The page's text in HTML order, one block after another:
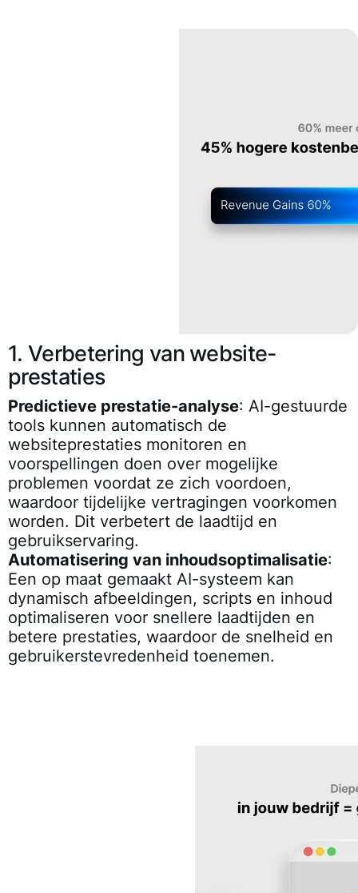
1. Verbetering van website-
prestaties
Predictieve prestatie-analyse: AI-gestuurde
tools kunnen automatisch de
websiteprestaties monitoren en
voorspellingen doen over mogelijke
problemen voordat ze zich voordoen,
waardoor tijdelijke vertragingen voorkomen
worden. Dit verbetert de laadtijd en
gebruikservaring.
Automatisering van inhoudsoptimalisatie:
Een op maat gemaakt AI-systeem kan
dynamisch afbeeldingen, scripts en inhoud
optimaliseren voor snellere laadtijden en
betere prestaties, waardoor de snelheid en
gebruikerstevredenheid toenemen.